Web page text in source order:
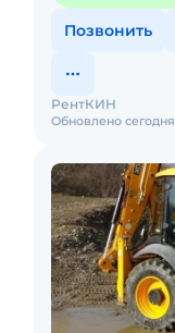
Позвонить
Обновлено сегодня
РентКИН